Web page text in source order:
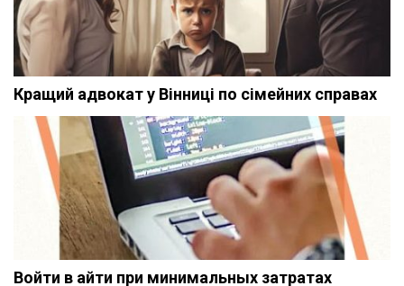
Кращий адвокат у Вінниці по сімейних справах
Войти в айти при минимальных затратах